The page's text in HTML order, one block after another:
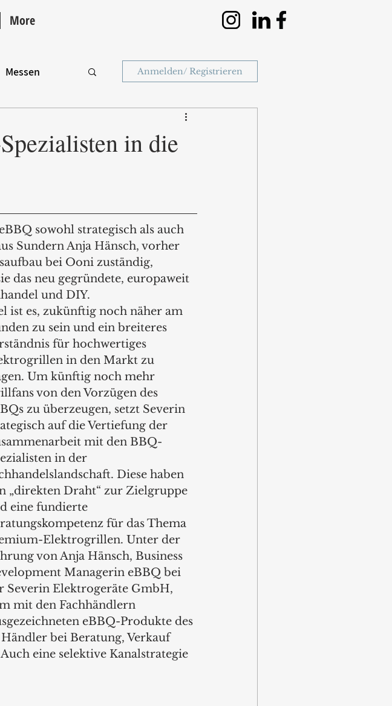
More
Messen Anmelden/ Registrieren
in die
sowohl strategisch als auch
Sundern Anja Hänsch, vorher
bei Ooni zuständig,
das neu gegründete, europaweit
und DIY.
ist es, zukünftig noch näher am
zu sein und ein breiteres
für hochwertiges
in den Markt zu
Um künftig noch mehr
von den Vorzügen des
zu überzeugen, setzt Severin
auf die Vertiefung der
mit den BBQ-
in der
Diese haben
„direkten Draht“ zur Zielgruppe
eine fundierte
für das Thema
Elektrogrillen. Unter der
von Anja Hänsch, Business
Managerin eBBQ bei
Severin Elektrogeräte GmbH,
mit den Fachhändlern
eBBQ-Produkte des
bei Beratung, Verkauf
eine selektive Kanalstrategie